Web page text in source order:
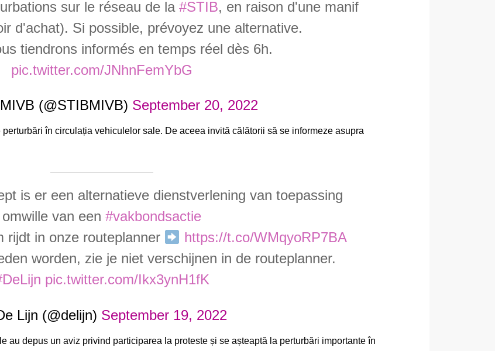
sur le réseau de la #STIB, en raison d'une manif
d'achat). Si possible, prévoyez une alternative.
tiendrons informés en temps réel dès 6h.
pic.twitter.com/JNhnFemYbG
(@STIBMIVB) September 20, 2022
în circulația vehiculelor sale. De aceea invită călătorii să se informeze asupra
is er een alternatieve dienstverlening van toepassing
omwille van een #vakbondsactie
rijdt in onze routeplanner
https://t.co/WMqyoRP7BA
worden, zie je niet verschijnen in de routeplanner.
pic.twitter.com/Ikx3ynH1fK
Lijn (@delijn) September 19, 2022
au depus un aviz privind participarea la proteste și se așteaptă la perturbări importante în